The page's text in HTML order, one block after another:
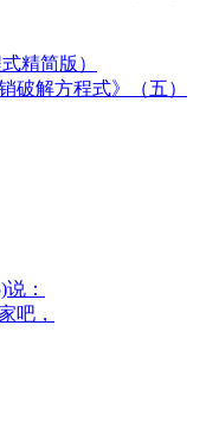
精简版）
破解方程式》（五）
：
吧，